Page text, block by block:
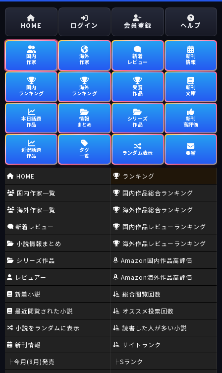
HOME ログイン 会員登録 ヘルプ
国内
作家
海外
作家
新着
レビュー
新刊
情報
国内
ランキング
海外
ランキング
受賞
作品
新刊
文庫
本日話題
作品
情報
まとめ
シリーズ
作品
新刊
高評価
近況話題
作品
タグ
一覧
ランダム表示 要望
HOME
国内作家一覧
海外作家一覧
新着レビュー
小説情報まとめ
シリーズ作品
レビュアー
新着小説
最近閲覧された小説
小説をランダムに表示
新刊情報
今月(8月)発売
ランキング
国内作品総合ランキング
海外作品総合ランキング
国内作品レビューランキング
海外作品レビューランキング
Amazon国内作品高評価
Amazon海外作品高評価
総合閲覧回数
オススメ投票回数
読書した人が多い小説
サイトランク
Sランク